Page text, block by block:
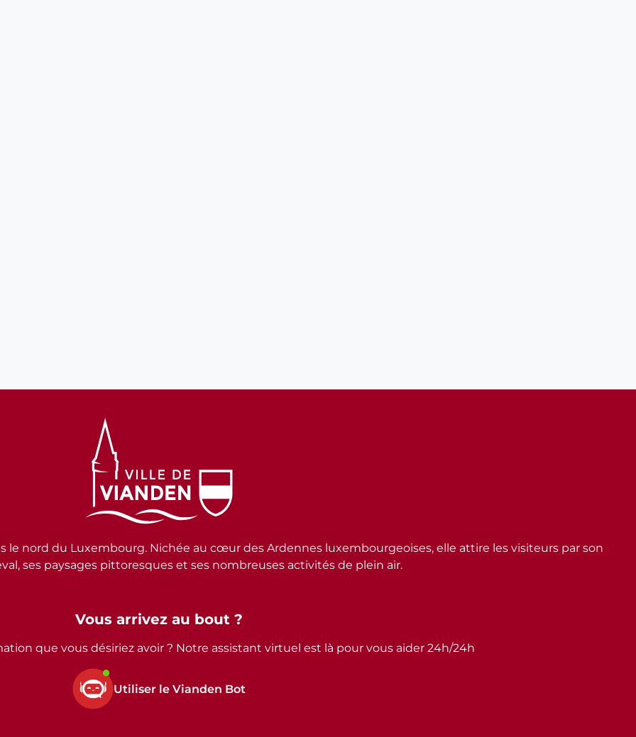
Vous arrivez au bout ?
que vous désiriez avoir ? Notre assistant virtuel est là pour vous aider 24h/24h
Utiliser le Vianden Bot
nord du Luxembourg. Nichée au cœur des Ardennes luxembourgeoises, elle attire les visiteurs par son
ses paysages pittoresques et ses nombreuses activités de plein air.